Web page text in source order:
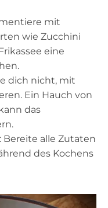
mit
wie Zucchini
eine
dich nicht, mit
Ein Hauch von
das
: Bereite alle Zutaten
des Kochens